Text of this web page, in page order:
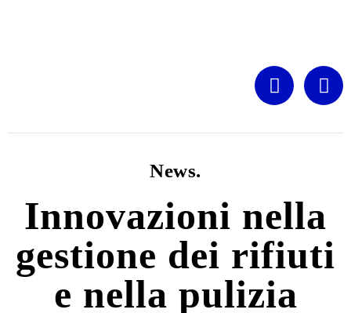
News.
Innovazioni nella
gestione dei rifiuti
e nella pulizia